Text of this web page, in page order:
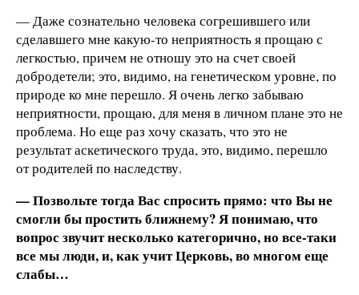
— Даже сознательно человека согрешившего или
сделавшего мне какую-то неприятность я прощаю с
легкостью, причем не отношу это на счет своей
добродетели; это, видимо, на генетическом уровне, по
природе ко мне перешло. Я очень легко забываю
неприятности, прощаю, для меня в личном плане это не
проблема. Но еще раз хочу сказать, что это не
результат аскетического труда, это, видимо, перешло
от родителей по наследству.
— Позвольте тогда Вас спросить прямо: что Вы не
смогли бы простить ближнему? Я понимаю, что
вопрос звучит несколько категорично, но все-таки
все мы люди, и, как учит Церковь, во многом еще
слабы…